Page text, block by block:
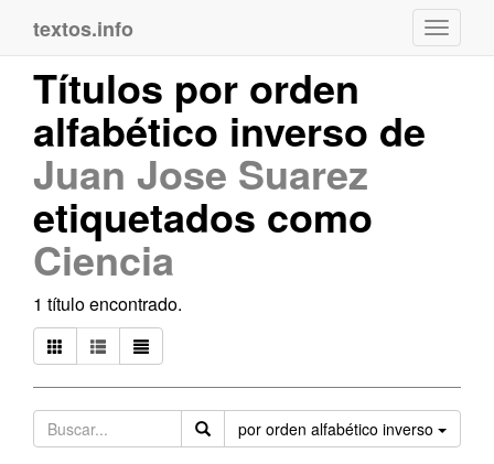
textos.info
Títulos por orden
alfabético inverso de
Juan Jose Suarez
etiquetados como
Ciencia
1 título encontrado.
por orden alfabético inverso